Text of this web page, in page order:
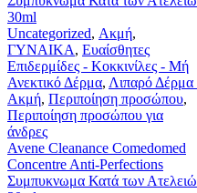
Uncategorized, Ακμή,
ΓΥΝΑΙΚΑ, Ευαίσθητες
Επιδερμίδες - Κοκκινίλες - Μή
Ανεκτικό Δέρμα, Λιπαρό Δέρμα
Ακμή, Περιποίηση προσώπου,
Περιποίηση προσώπου για
άνδρες
Avene Cleanance Comedomed
Concentre Anti-Perfections
Συμπυκνωμα Κατά των